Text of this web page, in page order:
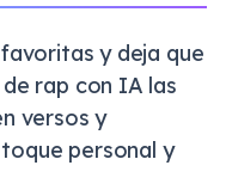
y deja que
rap con IA las
versos y
personal y